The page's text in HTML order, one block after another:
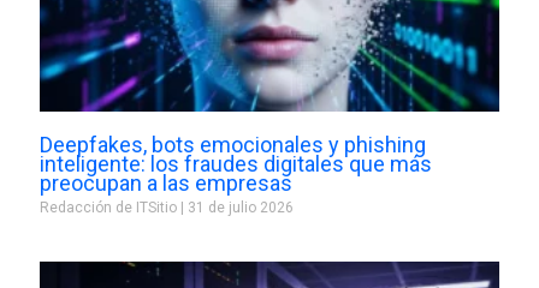
Deepfakes, bots emocionales y phishing
inteligente: los fraudes digitales que más
preocupan a las empresas
Redacción de ITSitio 31 de julio 2026